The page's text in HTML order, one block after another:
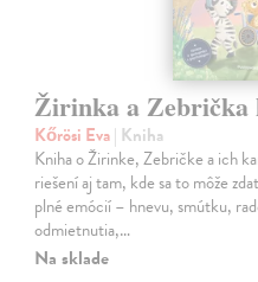
Žirinka a Zebrička
Kőrösi Eva| Kniha
Kniha o Žirinke, Zebričke a ich
riešení aj tam, kde sa to môže
plné emócií – hnevu, smútku,
odmietnutia,…
Na sklade